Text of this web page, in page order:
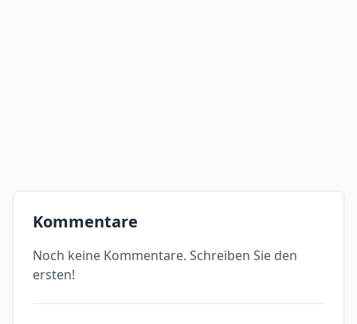
Kommentare
Noch keine Kommentare. Schreiben Sie den
ersten!